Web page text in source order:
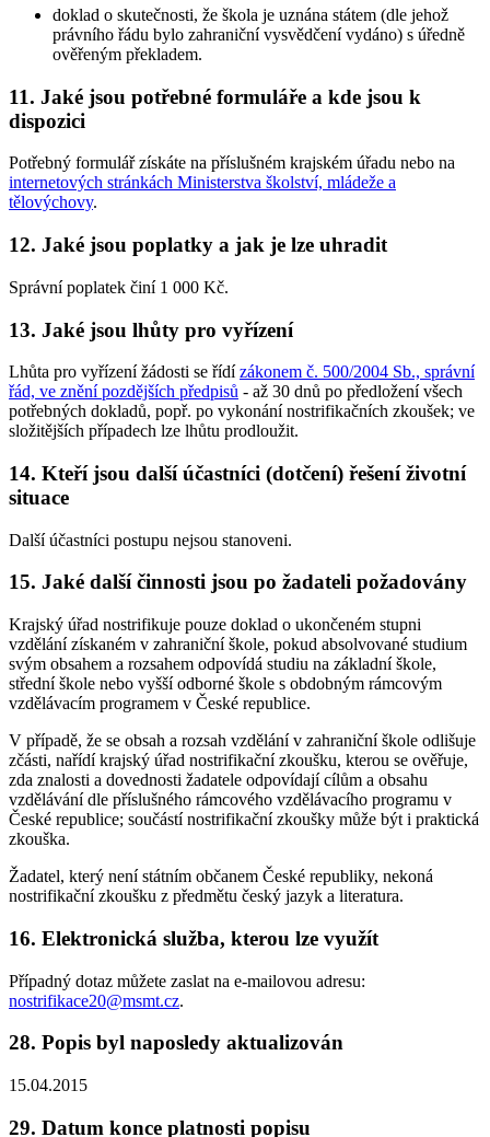
doklad o skutečnosti, že škola je uznána státem (dle jehož
právního řádu bylo zahraniční vysvědčení vydáno) s úředně
ověřeným překladem.
11. Jaké jsou potřebné formuláře a kde jsou k
dispozici
Potřebný formulář získáte na příslušném krajském úřadu nebo na
internetových stránkách Ministerstva školství, mládeže a
tělovýchovy.
12. Jaké jsou poplatky a jak je lze uhradit
Správní poplatek činí 1 000 Kč.
13. Jaké jsou lhůty pro vyřízení
Lhůta pro vyřízení žádosti se řídízákonem č. 500/2004 Sb., správní
řád, ve znění pozdějších předpisů - až 30 dnů po předložení všech
potřebných dokladů, popř. po vykonání nostrifikačních zkoušek; ve
složitějších případech lze lhůtu prodloužit.
14. Kteří jsou další účastníci (dotčení) řešení životní
situace
Další účastníci postupu nejsou stanoveni.
15. Jaké další činnosti jsou po žadateli požadovány
Krajský úřad nostrifikuje pouze doklad o ukončeném stupni
vzdělání získaném v zahraniční škole, pokud absolvované studium
svým obsahem a rozsahem odpovídá studiu na základní škole,
střední škole nebo vyšší odborné škole s obdobným rámcovým
vzdělávacím programem v České republice.
V případě, že se obsah a rozsah vzdělání v zahraniční škole odlišuje
zčásti, nařídí krajský úřad nostrifikační zkoušku, kterou se ověřuje,
zda znalosti a dovednosti žadatele odpovídají cílům a obsahu
vzdělávání dle příslušného rámcového vzdělávacího programu v
České republice; součástí nostrifikační zkoušky může být i praktická
zkouška.
Žadatel, který není státním občanem České republiky, nekoná
nostrifikační zkoušku z předmětu český jazyk a literatura.
16. Elektronická služba, kterou lze využít
Případný dotaz můžete zaslat na e-mailovou adresu:
nostrifikace20@msmt.cz.
28. Popis byl naposledy aktualizován
15.04.2015
29. Datum konce platnosti popisu